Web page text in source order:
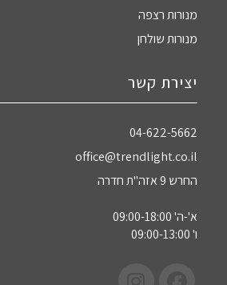
מנורות רצפה
מנורות שולחן
יצירת קשר
04-622-5662‏
office@trendlight.co.il
החרש 9 אזה"ת חדרה
א'-ה' 09:00-18:00
ו' 09:00-13:00